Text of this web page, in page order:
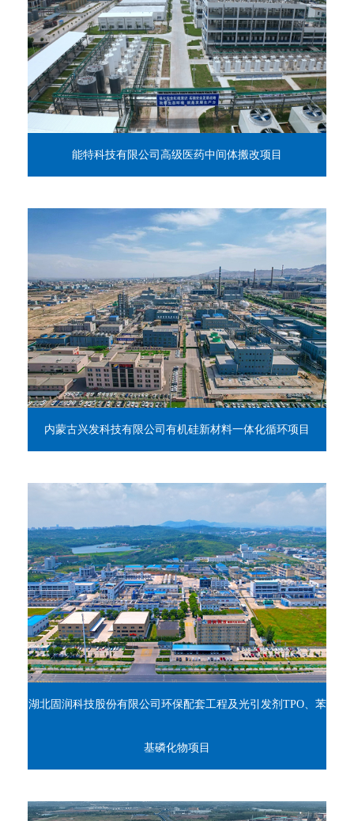
能特科技有限公司高级医药中间体搬改项目
内蒙古兴发科技有限公司有机硅新材料一体化循环项目
湖北固润科技股份有限公司环保配套工程及光引发剂TPO、苯
基磷化物项目